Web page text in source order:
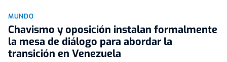
MUNDO
Chavismo y oposición instalan formalmente
la mesa de diálogo para abordar la
transición en Venezuela